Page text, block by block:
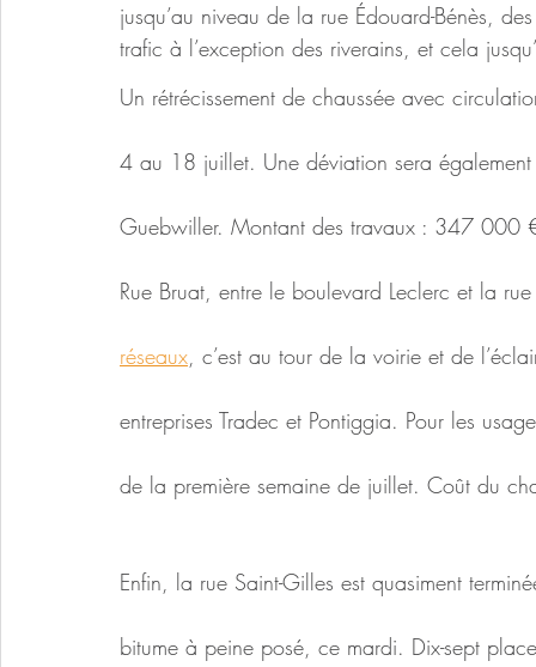
jusqu’au niveau de la rue Édouard-Bénès,
trafic à l’exception des riverains, et cela
Un rétrécissement de chaussée avec
4 au 18 juillet. Une déviation sera
Guebwiller. Montant des travaux : 347 000
Rue Bruat, entre le boulevard Leclerc et la
réseaux, c’est au tour de la voirie et de
entreprises Tradec et Pontiggia. Pour les
de la première semaine de juillet. Coût du
Enfin, la rue Saint-Gilles est quasiment
bitume à peine posé, ce mardi. Dix-sept